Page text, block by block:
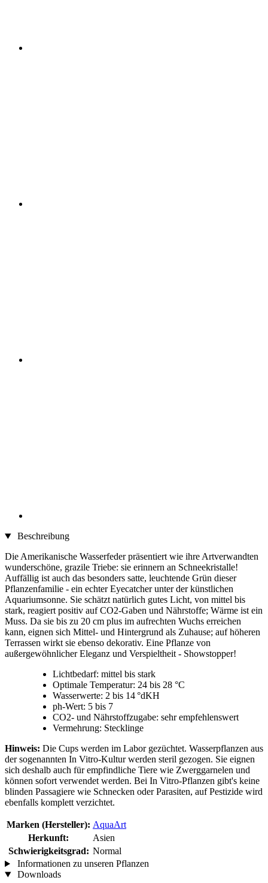
Beschreibung
Die Amerikanische Wasserfeder präsentiert wie ihre Artverwandten
wunderschöne, grazile Triebe: sie erinnern an Schneekristalle!
Auffällig ist auch das besonders satte, leuchtende Grün dieser
Pflanzenfamilie - ein echter Eyecatcher unter der künstlichen
Aquariumsonne. Sie schätzt natürlich gutes Licht, von mittel bis
stark, reagiert positiv auf CO2-Gaben und Nährstoffe; Wärme ist ein
Muss. Da sie bis zu 20 cm plus im aufrechten Wuchs erreichen
kann, eignen sich Mittel- und Hintergrund als Zuhause; auf höheren
Terrassen wirkt sie ebenso dekorativ. Eine Pflanze von
außergewöhnlicher Eleganz und Verspieltheit - Showstopper!
Lichtbedarf: mittel bis stark
Optimale Temperatur: 24 bis 28 °C
Wasserwerte: 2 bis 14 °dKH
ph-Wert: 5 bis 7
CO2- und Nährstoffzugabe: sehr empfehlenswert
Vermehrung: Stecklinge
Hinweis: Die Cups werden im Labor gezüchtet. Wasserpflanzen aus
der sogenannten In Vitro-Kultur werden steril gezogen. Sie eignen
sich deshalb auch für empfindliche Tiere wie Zwerggarnelen und
können sofort verwendet werden. Bei In Vitro-Pflanzen gibt's keine
blinden Passagiere wie Schnecken oder Parasiten, auf Pestizide wird
ebenfalls komplett verzichtet.
Marken (Hersteller): AquaArt
Herkunft:
Asien
Schwierigkeitsgrad: Normal
Informationen zu unseren Pflanzen
Downloads